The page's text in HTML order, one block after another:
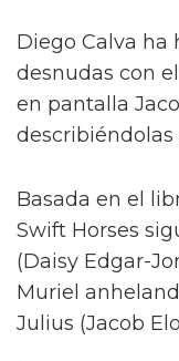
Diego Calva ha
desnudas con
en pantalla
Basada en el
Swift Horses
(Daisy Edgar-
Muriel
Julius (Jacob